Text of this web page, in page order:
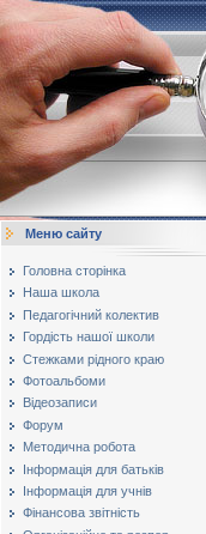
Меню сайту
Головна сторінка
Наша школа
Педагогічний колектив
Гордість нашої школи
Стежками рідного краю
Фотоальбоми
Відеозаписи
Форум
Методична робота
Інформація для батьків
Інформація для учнів
Фінансова звітність